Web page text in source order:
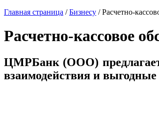
Главная страница /Бизнесу /Расчетно-
Расчетно-кассовое
ЦМРБанк (ООО) предлагает
взаимодействия и